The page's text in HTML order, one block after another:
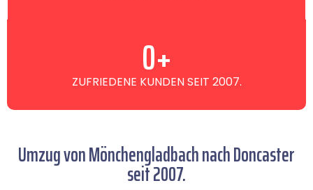
ZUFRIEDENE KUNDEN SEIT 2007.
0+
Umzug von Mönchengladbach nach Doncaster
seit 2007.